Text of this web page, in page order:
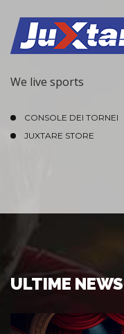
We live sports
CONSOLE DEI TORNEI
JUXTARE STORE
ULTIME NEWS